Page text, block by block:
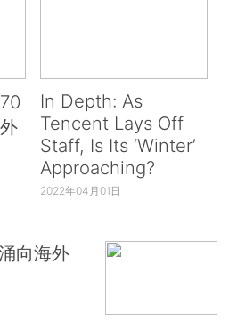
In Depth: As
Tencent Lays Off
Staff, Is Its ‘Winter’
Approaching?
2022年04月01日
向海外